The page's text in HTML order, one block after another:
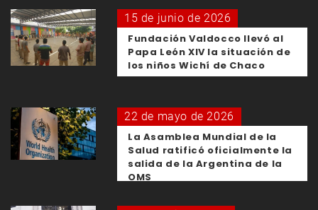
15 de junio de 2026
Fundación Valdocco llevó al
Papa León XIV la situación de
los niños Wichí de Chaco
22 de mayo de 2026
La Asamblea Mundial de la
Salud ratificó oficialmente la
salida de la Argentina de la
OMS